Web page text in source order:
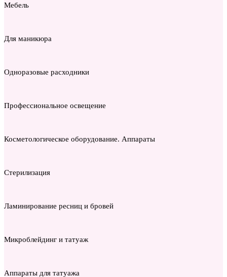
Мебель
Для маникюра
Одноразовые расходники
Профессиональное освещение
Косметологическое оборудование. Аппараты
Стерилизация
Ламинирование ресниц и бровей
Микроблейдинг и татуаж
Аппараты для татуажа